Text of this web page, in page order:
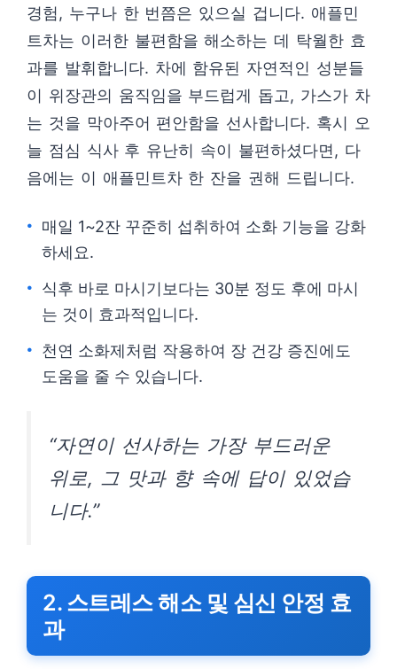
경험, 누구나 한 번쯤은 있으실 겁니다. 애플민
트차는 이러한 불편함을 해소하는 데 탁월한 효
과를 발휘합니다. 차에 함유된 자연적인 성분들
이 위장관의 움직임을 부드럽게 돕고, 가스가 차
는 것을 막아주어 편안함을 선사합니다. 혹시 오
늘 점심 식사 후 유난히 속이 불편하셨다면, 다
음에는 이 애플민트차 한 잔을 권해 드립니다.
매일 1~2잔 꾸준히 섭취하여 소화 기능을 강화
하세요.
식후 바로 마시기보다는 30분 정도 후에 마시
는 것이 효과적입니다.
천연 소화제처럼 작용하여 장 건강 증진에도
도움을 줄 수 있습니다.
“자연이 선사하는 가장 부드러운
위로, 그 맛과 향 속에 답이 있었습
니다.”
2. 스트레스 해소 및 심신 안정 효
과